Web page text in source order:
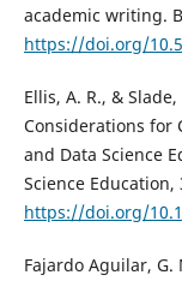
academic writing.
https://doi.org/
Ellis, A. R., &
Considerations for
and Data Science
Science Education,
https://doi.org/
Fajardo Aguilar, G.